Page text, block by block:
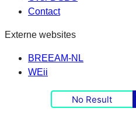
Contact
Externe websites
BREEAM-NL
WEii
No Result